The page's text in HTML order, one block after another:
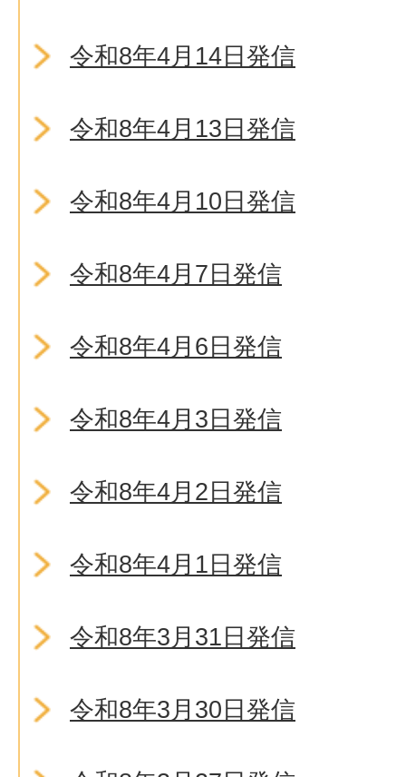
令和8年4月14日発信
令和8年4月13日発信
令和8年4月10日発信
令和8年4月7日発信
令和8年4月6日発信
令和8年4月3日発信
令和8年4月2日発信
令和8年4月1日発信
令和8年3月31日発信
令和8年3月30日発信